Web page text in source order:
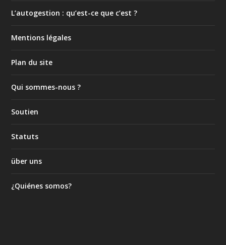
L’autogestion : qu’est-ce que c’est ?
Mentions légales
Plan du site
Qui sommes-nous ?
Soutien
Statuts
über uns
¿Quiénes somos?